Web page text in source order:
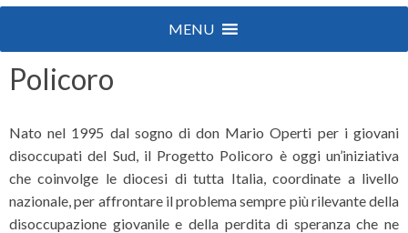
a
c
o
k
n
r
a
m
w
r
o
e
l
MENU
Policoro
Nato nel 1995 dal sogno di don Mario Operti per i giovani
disoccupati del Sud, il Progetto Policoro è oggi un’iniziativa
che coinvolge le diocesi di tutta Italia, coordinate a livello
nazionale, per affrontare il problema sempre più rilevante della
disoccupazione giovanile e della perdita di speranza che ne